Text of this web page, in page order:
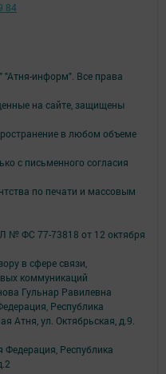
информ". Все права
на сайте, защищены
в любом объеме
с письменного согласия
по печати и массовым
№ ФС 77-73818 от 12 октября
в сфере связи,
коммуникаций
Гульнар Равилевна
Республика
Атня, ул. Октябрьская, д.9.
Федерация, Республика
84